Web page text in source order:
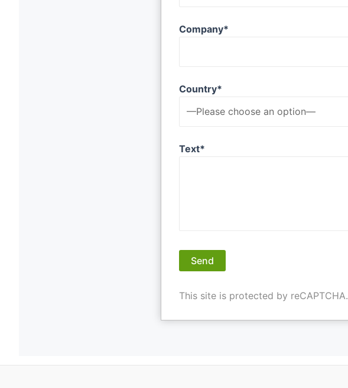
Company*
Country*
Text*
This site is protected by reCAPTCHA.